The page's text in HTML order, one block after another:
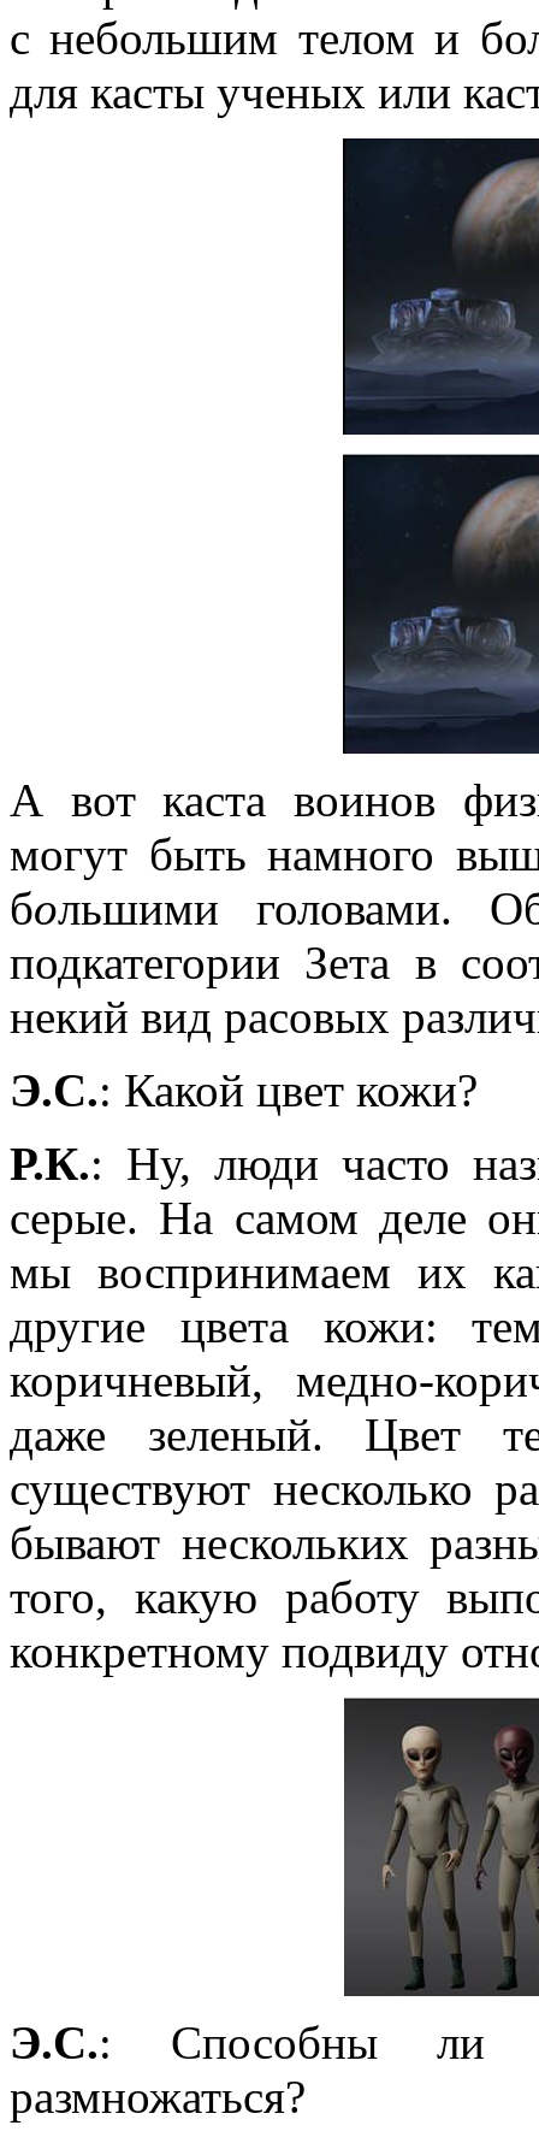
с небольшим телом и
для касты ученых или
А вот каста воинов
могут быть намного
большими головами.
подкатегории Зета в
некий вид расовых
Э.С.: Какой цвет кожи?
Р.К.: Ну, люди часто
серые. На самом деле
мы воспринимаем их
другие цвета кожи:
коричневый, медно-
даже зеленый. Цвет
существуют несколько
бывают нескольких
того, какую работу
конкретному подвиду
Э.С.: Способны ли
размножаться?